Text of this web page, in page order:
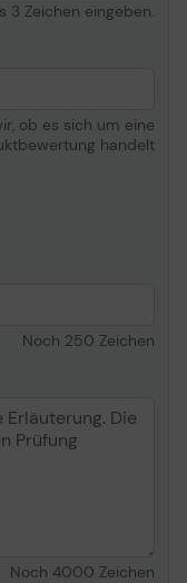
3 Zeichen eingeben.
ob es sich um eine
handelt
Noch 250 Zeichen
Noch 4000 Zeichen